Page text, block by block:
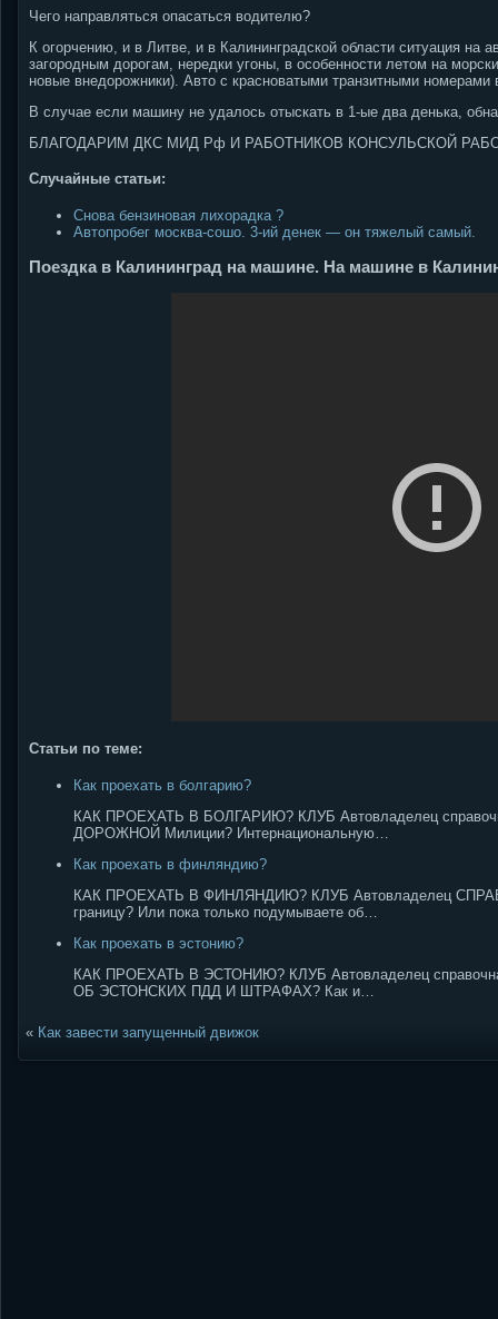
Чего направляться опасаться водителю?
К огорчению, и в Литве, и в Калининградской области ситуация на
загородным дорогам, нередки угоны, в особенности летом на
новые внедорожники). Авто с красноватыми транзитными
В случае если машину не удалось отыскать в 1-ые два денька,
БЛАГОДАРИМ ДКС МИД Рф И РАБОТНИКОВ КОНСУЛЬСКОЙ
Случайные статьи:
Снова бензиновая лихорадка ?
Автопробег москва-сошо. 3-ий денек — он тяжелый самый.
Поездка в Калининград на машине. На машине в
Статьи по теме:
Как проехать в болгарию?
КАК ПРОЕХАТЬ В БОЛГАРИЮ? КЛУБ Автовладелец
ДОРОЖНОЙ Милиции? Интернациональную…
Как проехать в финляндию?
КАК ПРОЕХАТЬ В ФИНЛЯНДИЮ? КЛУБ Автовладелец
границу? Или пока только подумываете об…
Как проехать в эстонию?
КАК ПРОЕХАТЬ В ЭСТОНИЮ? КЛУБ Автовладелец
ОБ ЭСТОНСКИХ ПДД И ШТРАФАХ? Как и…
« Как завести запущенный движок